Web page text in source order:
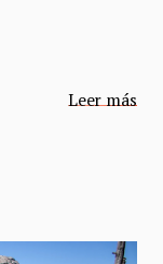
Leer más